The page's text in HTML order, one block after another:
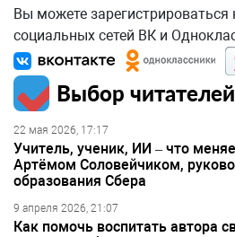
Вы можете
социальных сетей ВК и
Выбор читателей
22 мая 2026, 17:17
Учитель, ученик, ИИ – что
Артёмом Соловейчиком,
образования Сбера
9 апреля 2026, 21:07
Как помочь воспитать автора